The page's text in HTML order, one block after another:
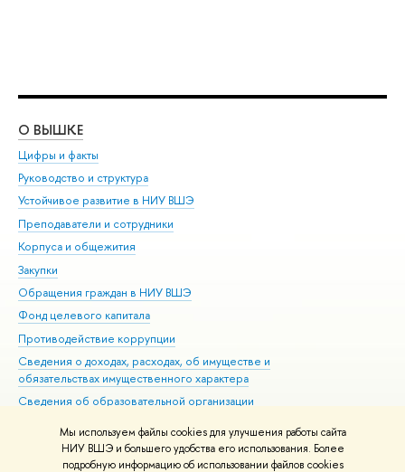
Мы используем файлы cookies для улучшения работы сайта
НИУ ВШЭ и большего удобства его использования. Более
подробную информацию об использовании файлов cookies
О ВЫШКЕ
Цифры и факты
Руководство и структура
Устойчивое развитие в НИУ ВШЭ
Преподаватели и сотрудники
Корпуса и общежития
Закупки
Обращения граждан в НИУ ВШЭ
Фонд целевого капитала
Противодействие коррупции
Сведения о доходах, расходах, об имуществе и
обязательствах имущественного характера
Сведения об образовательной организации
Людям с ограниченными возможностями здоровья
Единая платежная страница